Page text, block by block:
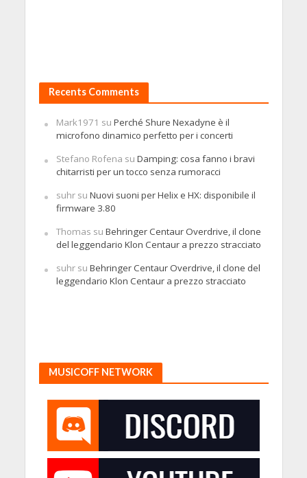
Recents Comments
Mark1971 su Perché Shure Nexadyne è il
microfono dinamico perfetto per i concerti
Stefano Rofena su Damping: cosa fanno i bravi
chitarristi per un tocco senza rumoracci
suhrsu Nuovi suoni per Helix e HX: disponibile il
firmware 3.80
Thomas su Behringer Centaur Overdrive, il clone
del leggendario Klon Centaur a prezzo stracciato
suhrsu Behringer Centaur Overdrive, il clone del
leggendario Klon Centaur a prezzo stracciato
MUSICOFF NETWORK